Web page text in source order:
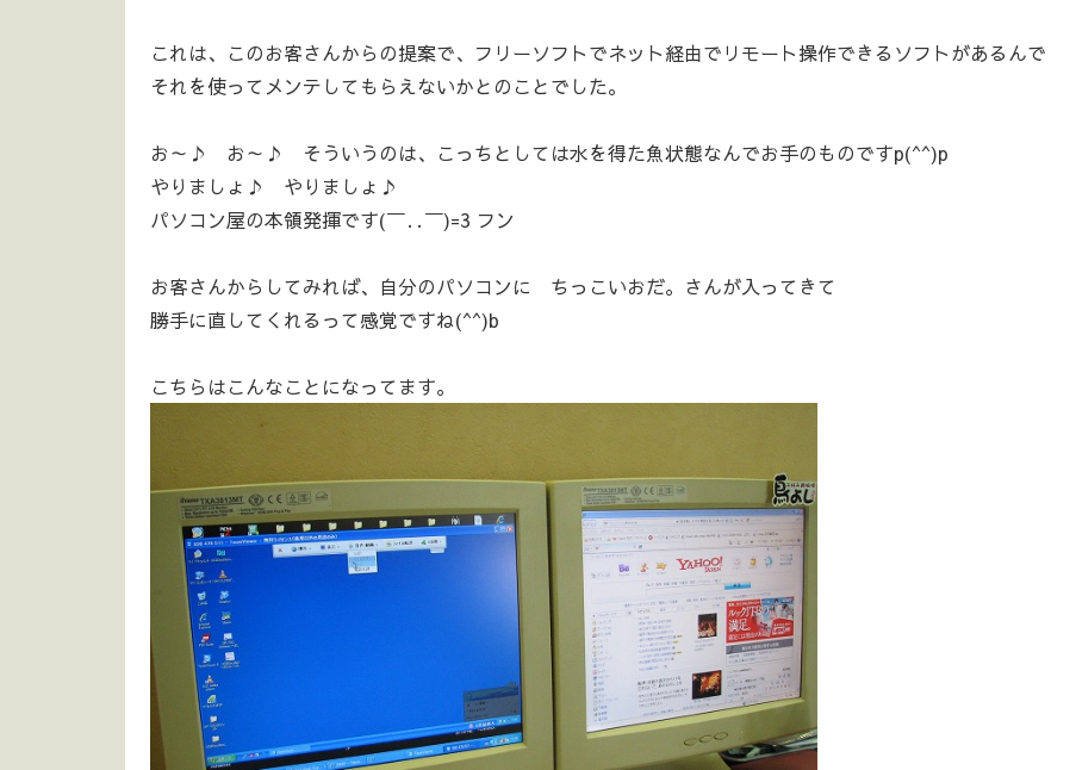
これは、このお客さんからの提案で、フリーソフトでネット経由でリモート操作できるソフトがあるんで
それを使ってメンテしてもらえないかとのことでした。
お～♪ お～♪ そういうのは、こっちとしては水を得た魚状態なんでお手のものですp(^^)p
やりましょ♪ やりましょ♪
パソコン屋の本領発揮です(￣‥￣)=3 フン
お客さんからしてみれば、自分のパソコンに ちっこいおだ。さんが入ってきて
勝手に直してくれるって感覚ですね(^^)b
こちらはこんなことになってます。